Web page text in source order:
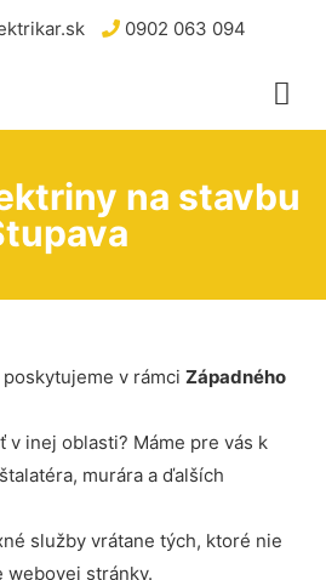
0902 063 094
na stavbu
v rámci Západného
v inej oblasti? Máme pre vás k
murára a ďalších
služby vrátane tých, ktoré nie
webovej stránky.